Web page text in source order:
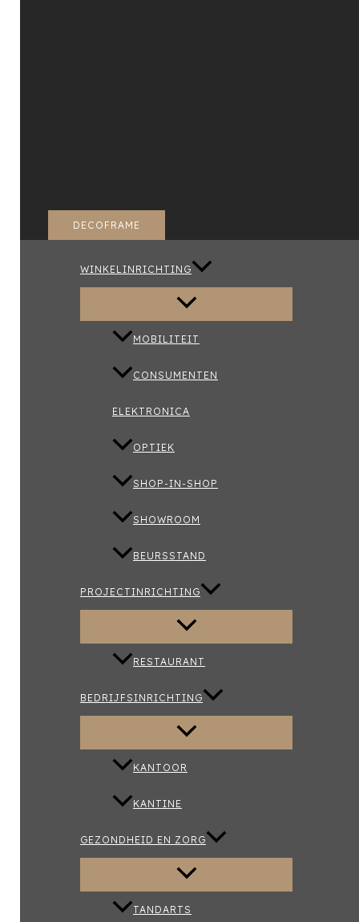
DECOFRAME
WINKELINRICHTING
MOBILITEIT
CONSUMENTEN
ELEKTRONICA
OPTIEK
SHOP-IN-SHOP
SHOWROOM
BEURSSTAND
PROJECTINRICHTING
RESTAURANT
BEDRIJFSINRICHTING
KANTOOR
KANTINE
GEZONDHEID EN ZORG
TANDARTS